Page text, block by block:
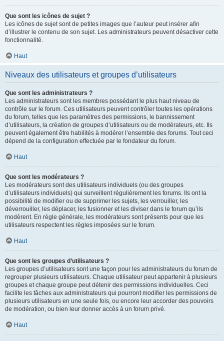
Que sont les icônes de sujet ?
Les icônes de sujet sont de petites images que l’auteur peut insérer afin
d’illustrer le contenu de son sujet. Les administrateurs peuvent désactiver cette
fonctionnalité.
Haut
Niveaux des utilisateurs et groupes d’utilisateurs
Que sont les administrateurs ?
Les administrateurs sont les membres possédant le plus haut niveau de
contrôle sur le forum. Ces utilisateurs peuvent contrôler toutes les opérations
du forum, telles que les paramètres des permissions, le bannissement
d’utilisateurs, la création de groupes d’utilisateurs ou de modérateurs, etc. Ils
peuvent également être habilités à modérer l’ensemble des forums. Tout ceci
dépend de la configuration effectuée par le fondateur du forum.
Haut
Que sont les modérateurs ?
Les modérateurs sont des utilisateurs individuels (ou des groupes
d’utilisateurs individuels) qui surveillent régulièrement les forums. Ils ont la
possibilité de modifier ou de supprimer les sujets, les verrouiller, les
déverrouiller, les déplacer, les fusionner et les diviser dans le forum qu’ils
modèrent. En règle générale, les modérateurs sont présents pour que les
utilisateurs respectent les règles imposées sur le forum.
Haut
Que sont les groupes d’utilisateurs ?
Les groupes d’utilisateurs sont une façon pour les administrateurs du forum de
regrouper plusieurs utilisateurs. Chaque utilisateur peut appartenir à plusieurs
groupes et chaque groupe peut détenir des permissions individuelles. Ceci
facilite les tâches aux administrateurs qui pourront modifier les permissions de
plusieurs utilisateurs en une seule fois, ou encore leur accorder des pouvoirs
de modération, ou bien leur donner accès à un forum privé.
Haut